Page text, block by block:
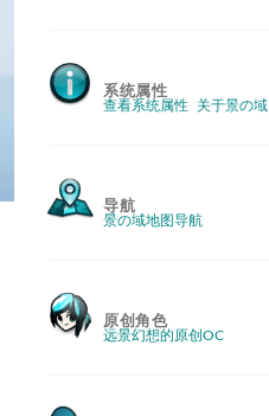
系统属性
查看系统属性 关于景の域
导航
景の域地图导航
原创角色
远景幻想的原创OC